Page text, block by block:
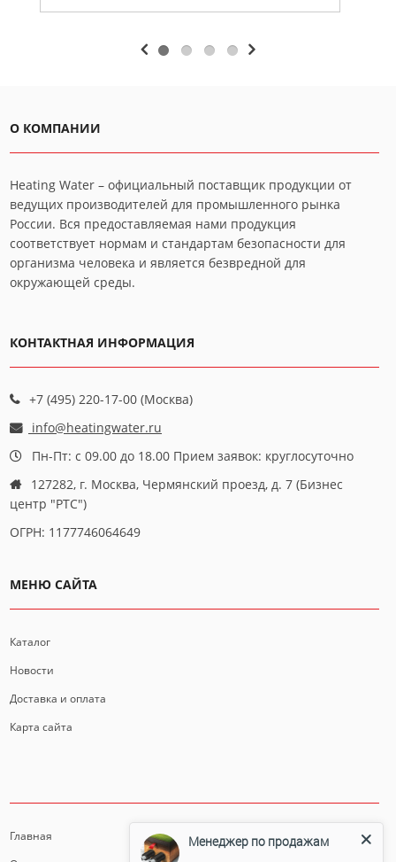
О КОМПАНИИ
Heating Water – официальный поставщик продукции от
ведущих производителей для промышленного рынка
России. Вся предоставляемая нами продукция
соответствует нормам и стандартам безопасности для
организма человека и является безвредной для
окружающей среды.
КОНТАКТНАЯ ИНФОРМАЦИЯ
+7 (495) 220-17-00 (Москва)
info@heatingwater.ru
Пн-Пт: с 09.00 до 18.00 Прием заявок: круглосуточно
127282, г. Москва, Чермянский проезд, д. 7 (Бизнес
центр "РТС")
ОГРН: 1177746064649
МЕНЮ САЙТА
Каталог
Новости
Доставка и оплата
Карта сайта
Главная
Менеджер по продажам